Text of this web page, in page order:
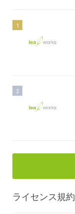
ライセンス規約